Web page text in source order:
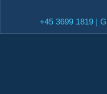
+45 3699 1819 |